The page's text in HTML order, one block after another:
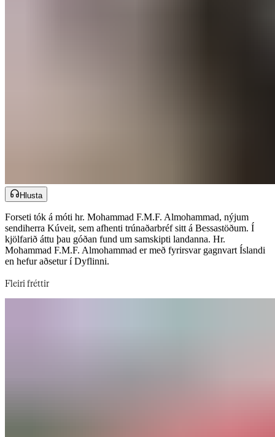
Hlusta
Forseti tók á móti hr. Mohammad F.M.F. Almohammad, nýjum
sendiherra Kúveit, sem afhenti trúnaðarbréf sitt á Bessastöðum. Í
kjölfarið áttu þau góðan fund um samskipti landanna. Hr.
Mohammad F.M.F. Almohammad er með fyrirsvar gagnvart Íslandi
en hefur aðsetur í Dyflinni.​​​​‌ ‍ ​‍​‍‌‍ ‌ ​‍‌‍‍‌‌‍‌ ‌‍‍‌‌‍ ‍​‍​‍​ ‍‍​‍​‍‌ ​ ‌‍​‌‌‍ ‍‌‍‍‌‌ ‌​‌ ‍‌​‍ ‍‌‍‍‌‌‍ ​‍​‍​‍ ​​‍​‍‌‍‍​‌ ​‍‌‍‌‌‌‍‌‍​‍​‍​ ‍‍​‍​‍‌‍‍​‌ ‌​‌ ‌​‌ ​​‌ ​ ​‍ ​‍ ‌‍‌‍‌‍ ‌ ​‍‌ ​ ‌‍‌‌‌ ‌​‌‍‍‌​‍ ‌‌‍‍‌‌ ​ ‌‍ ​‌‍​‌‌‍ ‍‌‍‌​‌ ​ ​‍ ‍‌ ‌‍‌‍‌‌‌ ​‍‌‍​ ‌‍‌‌‌‍ ​​‍ ‍‌‍​‌‌ ​​‌ ​​​‍ ‌ ​ ‌ ‌​‌ ‌‌‌‍‌​‌‍‍‌‌‍ ​‍ ‌‍‍‌‌‍ ‍‌ ‌​‌‍‌‌‌‍ ‍‌ ‌​​‍ ‌‍‌‌‌‍‌​‌‍‍‌‌ ‌​​‍ ‌‍ ‌‌‍ ‌‍‌​‌‍‌‌​ ‌‌ ​​‌ ​‍‌‍‌‌‌ ​ ‌‍‌‌‌‍ ‍‌ ‌​‌‍​‌‌ ‌​‌‍‍‌‌‍ ‌‍ ‍​ ‍ ‌‍‍‌‌‍‌​​ ‌​ ​ ​ ‌‍​ ‌ ​ ‍​‌‍​ ​ ​‌​ ​​​ ​‌​‍ ‌​ ‌​​ ‌‍‌‍‌​‌‍‌‌​‍ ‌​ ‌​‌‍‌‍​ ​ ​ ‌ ​‍ ‌​ ‍​‌‍‌‍‌‍‌‌​ ‌​​‍ ‌​ ‌‍‌‍‌‌‌‍‌‌​ ​ ‌‍​‍​ ‌​​ ‍​​ ‌‍‌‍​‍‌‍​‌​ ‌‌​ ‍‌​ ‍ ‌ ‌​‌ ‍‌‌ ​​‌‍‌‌​ ‌‌‍ ‍‌‍‌‌‌ ‌ ‌ ​ ​ ‍ ‌ ​​‌‍​‌‌ ‌​‌‍‍​​ ‌‌ ​​‌‍​‌‌‍‌ ‌‍‌‌‌​​‍‌ ‌‌‌‍‍‌‌‍ ​‌‍‌​‌‍‌‌‌ ​‍​‍‌‌​ ‌‌‌​​‍‌‌ ‌‍‍ ‌‍‌‌‌ ‍‌​‍‌‌​ ​ ‌​‌​​‍‌‌​ ​ ‌​‌​​‍‌‌​ ​‍​ ​‍‌‍‌​‌‍‌‍‌‍‌​​ ‌​​ ​‍‌‍​‍‌‍​ ‌‍​‌‌‍‌‌‌‍​‌‌‍​ ​ ​‌​‍‌‌​ ​‍​ ​‍​‍‌‌​ ‌‌‌​‌​​‍ ‍‌‍​ ‌‍ ‌‍ ‍‌ ‌​‌‍‌‌‌‍ ‍‌ ‌​​‍‌‌​ ‌‌‌​​‍‌‌ ‌‍‍ ‌‍‌‌‌ ‍‌​‍‌‌​ ​ ‌​‌​​‍‌‌​ ​ ‌​‌​​‍‌‌​ ​‍​ ​‍​ ​ ‌‍‌‍​ ​‌​ ‌‍‌‍​‌​ ‍​‌‍‌​​ ‍‌‌‍​‍​ ‌ ​ ‌​‌‍‌‌​‍‌‌​ ​‍​ ​‍​‍‌‌​ ‌‌‌​‌​​‍ ‍‌‍​ ‌‍‍​‌‍‍‌‌‍ ​‌‍‌​‌ ​‍‌‍‌‌‌‍ ‍​‍‌‌​ ‌‌‌​​‍‌‌ ‌‍‍ ‌‍‌‌‌ ‍‌​‍‌‌​ ​ ‌​‌​​‍‌‌​ ​ ‌​‌​​‍‌‌​ ​‍​ ​‍‌‍​ ​ ​‍​ ‌‌‌‍‌‌​ ‌ ​ ​‌‌‍‌‌​ ​ ‌‍​ ‌‍​‌​ ‌‍​ ​‍​‍‌‌​ ​‍​ ​‍​‍‌‌​ ‌‌‌​‌​​‍ ‍‌ ‌​‌‍‌‌‌ ‍​‌ ‌​​ ‌‍​‍‌‍​‌‌ ​ ‌‍‌‌‌‌‌‌‌ ​‍‌‍ ​​ ‌‌‍‍​‌ ‌​‌ ‌​‌ ​​‌ ​ ​‍‌‌​ ​‍‌​‌‍​‍‌‌​ ​‍‌​‌‍‌‍‌‍‌‍ ‌ ​‍‌ ​ ‌‍‌‌‌ ‌​‌‍‍‌​‍ ‌‌‍‍‌‌ ​ ‌‍ ​‌‍​‌‌‍ ‍‌‍‌​‌ ​ ​‍ ‍‌ ‌‍‌‍‌‌‌ ​‍‌‍​ ‌‍‌‌‌‍ ​​‍ ‍‌‍​‌‌ ​​‌ ​​​‍‌‌​ ​‍‌​‌‍‌ ​ ‌ ‌​‌ ‌‌‌‍‌​‌‍‍‌‌‍ ​‍‌‍‌‍‍‌‌‍‌​​ ‌​ ​ ​ ‌‍​ ‌ ​ ‍​‌‍​ ​ ​‌​ ​​​ ​‌​‍ ‌​ ‌​​ ‌‍‌‍‌​‌‍‌‌​‍ ‌​ ‌​‌‍‌‍​ ​ ​ ‌ ​‍ ‌​ ‍​‌‍‌‍‌‍‌‌​ ‌​​‍ ‌​ ‌‍‌‍‌‌‌‍‌‌​ ​ ‌‍​‍​ ‌​​ ‍​​ ‌‍‌‍​‍‌‍​‌​ ‌‌​ ‍‌​‍‌‍‌ ‌​‌ ‍‌‌ ​​‌‍‌‌​ ‌‌‍ ‍‌‍‌‌‌ ‌ ‌ ​ ​‍‌‍‌ ​​‌‍​‌‌ ‌​‌‍‍​​ ‌‌ ​​‌‍​‌‌‍‌ ‌‍‌‌‌​​‍‌ ‌‌‌‍‍‌‌‍ ​‌‍‌​‌‍‌‌‌ ​‍​‍‌‌​ ‌‌‌​​‍‌‌ ‌‍‍ ‌‍‌‌‌ ‍‌​‍‌‌​ ​ ‌​‌​​‍‌‌​ ​ ‌​‌​​‍‌‌​ ​‍​ ​‍‌‍‌​‌‍‌‍‌‍‌​​ ‌​​ ​‍‌‍​‍‌‍​ ‌‍​‌‌‍‌‌‌‍​‌‌‍​ ​ ​‌​‍‌‌​ ​‍​ ​‍​‍‌‌​ ‌‌‌​‌​​‍ ‍‌‍​ ‌‍ ‌‍ ‍‌ ‌​‌‍‌‌‌‍ ‍‌ ‌​​‍‌‌​ ‌‌‌​​‍‌‌ ‌‍‍ ‌‍‌‌‌ ‍‌​‍‌‌​ ​ ‌​‌​​‍‌‌​ ​ ‌​‌​​‍‌‌​ ​‍​ ​‍​ ​ ‌‍‌‍​ ​‌​ ‌‍‌‍​‌​ ‍​‌‍‌​​ ‍‌‌‍​‍​ ‌ ​ ‌​‌‍‌‌​‍‌‌​ ​‍​ ​‍​‍‌‌​ ‌‌‌​‌​​‍ ‍‌‍​ ‌‍‍​‌‍‍‌‌‍ ​‌‍‌​‌ ​‍‌‍‌‌‌‍ ‍​‍‌‌​ ‌‌‌​​‍‌‌ ‌‍‍ ‌‍‌‌‌ ‍‌​‍‌‌​ ​ ‌​‌​​‍‌‌​ ​ ‌​‌​​‍‌‌​ ​‍​ ​‍‌‍​ ​ ​‍​ ‌‌‌‍‌‌​ ‌ ​ ​‌‌‍‌‌​ ​ ‌‍​ ‌‍​‌​ ‌‍​ ​‍​‍‌‌​ ​‍​ ​‍​‍‌‌​ ‌‌‌​‌​​‍ ‍‌ ‌​‌‍‌‌‌ ‍​‌ ‌​​‍‌‍‌ ​​‌‍‌‌‌ ​‍‌ ​ ‌ ​​‌‍‌‌‌‍​ ‌ ‌​‌‍‍‌‌ ‌‍‌‍‌‌​ ‌‌ ​​‌ ‌‌‌‍​‍‌‍ ​‌‍‍‌‌ ​ ‌‍‍​‌‍‌‌‌‍‌​​‍​‍‌ ‌
Fleiri fréttir